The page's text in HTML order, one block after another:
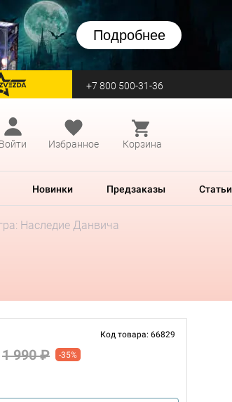
Подробнее
перейти на Zvezda +7 800 500-31-36
Войти
Избранное Корзина
Новинки Предзаказы Статьи
Наследие Данвича
Код товара: 66829
1 990 ₽ -35%